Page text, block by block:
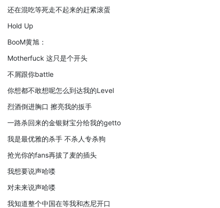
还在混吃等死走不起来的赶紧滚蛋
Hold Up
BooM黄旭：
Motherfuck 这只是个开头
不屑跟你battle
你想都不敢想呢怎么到达我的Level
烈酒倒进胸口 擦亮我的扳手
一路杀回来的金银财宝分给我的getto
我是最优雅的杀手 不杀人专杀狗
抢光你的fans再拔了麦的插头
我想要说声哈喽
对未来说声哈喽
我知道整个中国在等我和杰尼开口